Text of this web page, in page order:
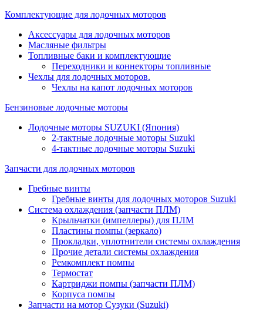
Комплектующие для лодочных моторов
Аксессуары для лодочных моторов
Масляные фильтры
Топливные баки и комплектующие
Переходники и коннекторы топливные
Чехлы для лодочных моторов.
Чехлы на капот лодочных моторов
Бензиновые лодочные моторы
Лодочные моторы SUZUKI (Япония)
2-тактные лодочные моторы Suzuki
4-тактные лодочные моторы Suzuki
Запчасти для лодочных моторов
Гребные винты
Гребные винты для лодочных моторов Suzuki
Система охлаждения (запчасти ПЛМ)
Крыльчатки (импеллеры) для ПЛМ
Пластины помпы (зеркало)
Прокладки, уплотнители системы охлаждения
Прочие детали системы охлаждения
Ремкомплект помпы
Термостат
Картриджи помпы (запчасти ПЛМ)
Корпуса помпы
Запчасти на мотор Сузуки (Suzuki)